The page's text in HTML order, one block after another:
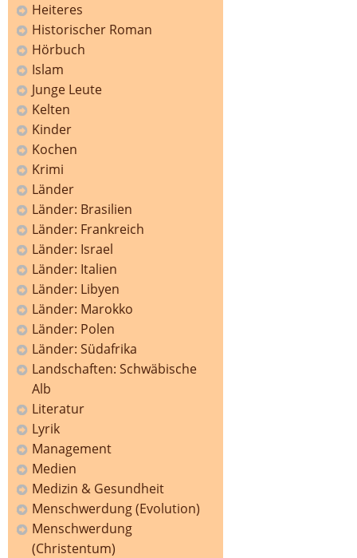
Heiteres
Historischer Roman
Hörbuch
Islam
Junge Leute
Kelten
Kinder
Kochen
Krimi
Länder
Länder: Brasilien
Länder: Frankreich
Länder: Israel
Länder: Italien
Länder: Libyen
Länder: Marokko
Länder: Polen
Länder: Südafrika
Landschaften: Schwäbische
Alb
Literatur
Lyrik
Management
Medien
Medizin & Gesundheit
Menschwerdung (Evolution)
Menschwerdung
(Christentum)